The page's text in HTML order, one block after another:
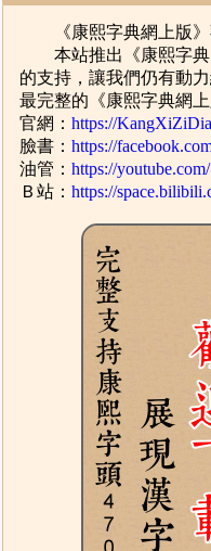
《康熙字典網上版》
本站推出《康熙字典
的支持，讓我們仍有動
最完整的《康熙字典網上
官網：https://
臉書：https://
油管：https://
Ｂ站：https://